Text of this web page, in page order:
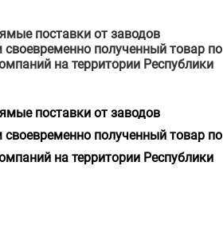
поставки от заводов
своевременно полученный товар по
на территории Республики
поставки от заводов
своевременно полученный товар по
на территории Республики